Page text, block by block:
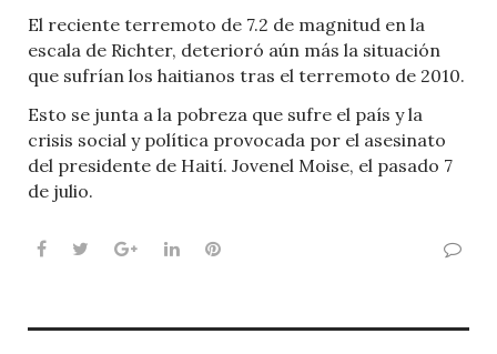
El reciente terremoto de 7.2 de magnitud en la
escala de Richter, deterioró aún más la situación
que sufrían los haitianos tras el terremoto de 2010.
Esto se junta a la pobreza que sufre el país y la
crisis social y política provocada por el asesinato
del presidente de Haití. Jovenel Moise, el pasado 7
de julio.
Facebook
TwitterGoogle+LinkedInPinterest